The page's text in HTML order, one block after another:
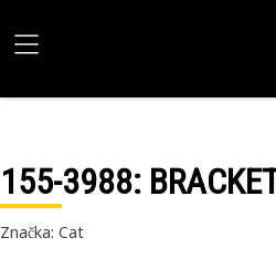
155-3988:
Značka: Cat